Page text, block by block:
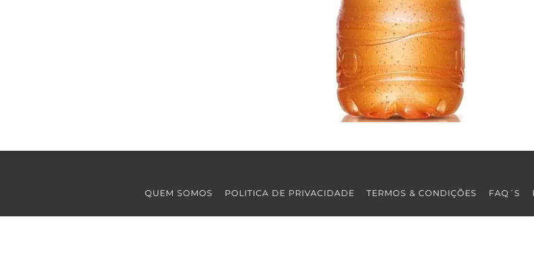
QUEM SOMOS POLITICA DE PRIVACIDADE TERMOS & CONDIÇÕES FAQ´S